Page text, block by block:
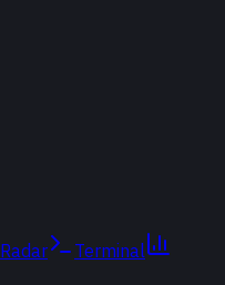
Radar
Terminal